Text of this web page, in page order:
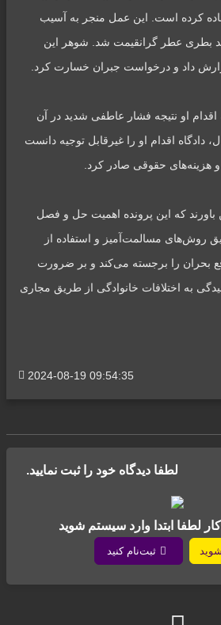
کرده است. این عمل منجر به آسیب
بطری عطر گرانقیمت شد. شوهر این
داد و درخواست جبران خسارت کرد.
اقدام او نتیجه فشار عاطفی شدید در آن
دادگاه اقدام او را غیرقابل توجیه دانست
هزینه‌های حقوقی صادر کرد.
که این پرونده اهمیت حل و فصل
روش‌های مسالمت‌آمیز و استفاده از
بحران را برجسته می‌کند و بر ضرورت
به اختلافات خانوادگی از طریق مجاری
2024-08-19 09:54:35
لطفا دیدگاه خود را ثبت نمایید.
لطفا ابتدا وارد سیستم شوید
ثبت‌نام کنید